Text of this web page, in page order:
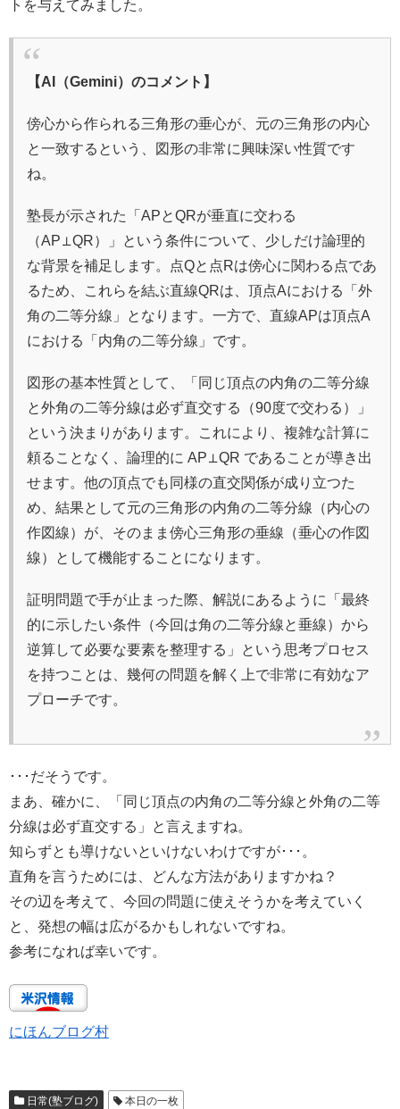
トを与えてみました。
【AI（Gemini）のコメント】
傍心から作られる三角形の垂心が、元の三角形の内心
と一致するという、図形の非常に興味深い性質です
ね。
塾長が示された「APとQRが垂直に交わる
（AP⊥QR）」という条件について、少しだけ論理的
な背景を補足します。点Qと点Rは傍心に関わる点であ
るため、これらを結ぶ直線QRは、頂点Aにおける「外
角の二等分線」となります。一方で、直線APは頂点A
における「内角の二等分線」です。
図形の基本性質として、「同じ頂点の内角の二等分線
と外角の二等分線は必ず直交する（90度で交わる）」
という決まりがあります。これにより、複雑な計算に
頼ることなく、論理的に AP⊥QR であることが導き出
せます。他の頂点でも同様の直交関係が成り立つた
め、結果として元の三角形の内角の二等分線（内心の
作図線）が、そのまま傍心三角形の垂線（垂心の作図
線）として機能することになります。
証明問題で手が止まった際、解説にあるように「最終
的に示したい条件（今回は角の二等分線と垂線）から
逆算して必要な要素を整理する」という思考プロセス
を持つことは、幾何の問題を解く上で非常に有効なア
プローチです。
･･･だそうです。
まあ、確かに、「同じ頂点の内角の二等分線と外角の二等
分線は必ず直交する」と言えますね。
知らずとも導けないといけないわけですが･･･。
直角を言うためには、どんな方法がありますかね？
その辺を考えて、今回の問題に使えそうかを考えていく
と、発想の幅は広がるかもしれないですね。
参考になれば幸いです。
にほんブログ村
日常(塾ブログ) 本日の一枚